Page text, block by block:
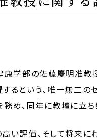
康学部の佐藤慶明准教
という、唯一無二の
め、同年に教壇に立ち
評価、そして将来